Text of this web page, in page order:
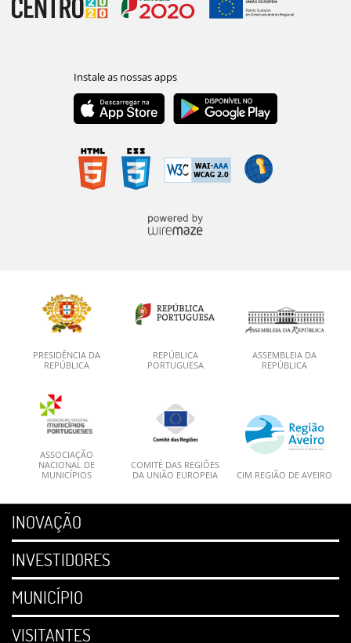
PRESIDÊNCIA DA
REPÚBLICA
REPÚBLICA
PORTUGUESA
ASSEMBLEIA DA
REPÚBLICA
ASSOCIAÇÃO
NACIONAL DE
MUNICÍPIOS
COMITÉ DAS REGIÕES
DA UNIÃO EUROPEIA
CIM REGIÃO DE AVEIRO
INOVAÇÃO
INVESTIDORES
MUNICÍPIO
VISITANTES